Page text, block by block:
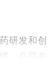
研发和创
。公司在
行业第一